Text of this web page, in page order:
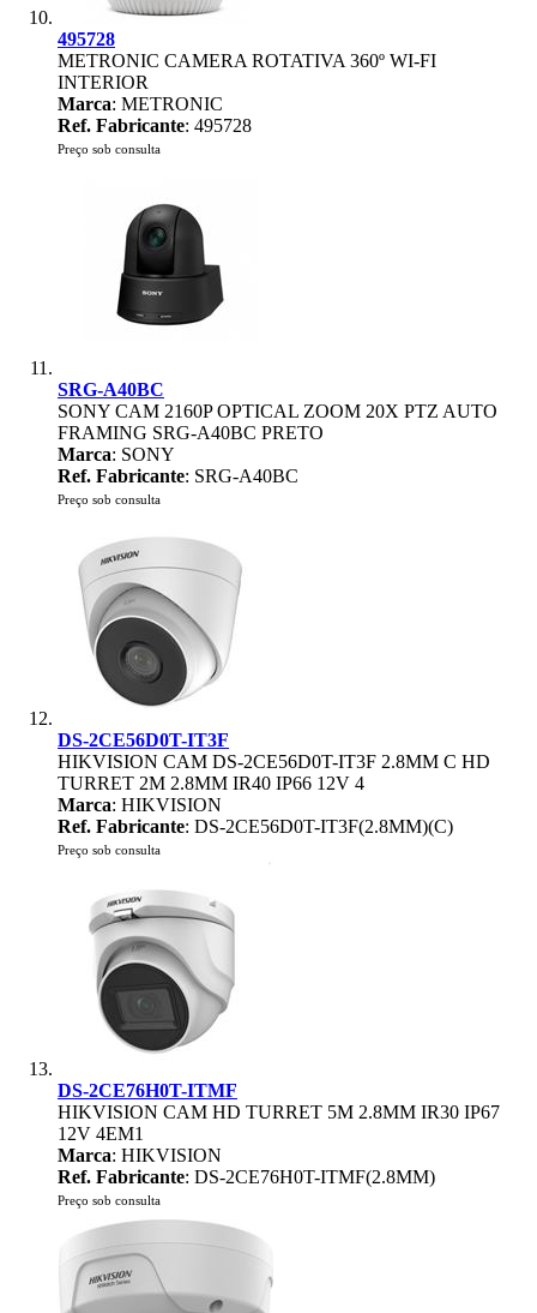
495728
METRONIC CAMERA ROTATIVA 360º WI-FI
INTERIOR
Marca: METRONIC
Ref. Fabricante: 495728
Preço sob consulta
SRG-A40BC
SONY CAM 2160P OPTICAL ZOOM 20X PTZ AUTO
FRAMING SRG-A40BC PRETO
Marca: SONY
Ref. Fabricante: SRG-A40BC
Preço sob consulta
DS-2CE56D0T-IT3F
HIKVISION CAM DS-2CE56D0T-IT3F 2.8MM C HD
TURRET 2M 2.8MM IR40 IP66 12V 4
Marca: HIKVISION
Ref. Fabricante: DS-2CE56D0T-IT3F(2.8MM)(C)
Preço sob consulta
DS-2CE76H0T-ITMF
HIKVISION CAM HD TURRET 5M 2.8MM IR30 IP67
12V 4EM1
Marca: HIKVISION
Ref. Fabricante: DS-2CE76H0T-ITMF(2.8MM)
Preço sob consulta